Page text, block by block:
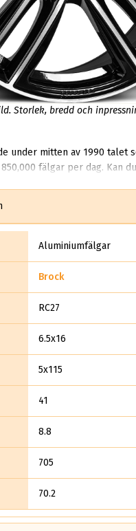
Storlek, bredd och
under mitten av 1990
fälgar per dag. Kan
Aluminiumfälgar
Brock
RC27
6.5x16
5x115
41
8.8
705
70.2